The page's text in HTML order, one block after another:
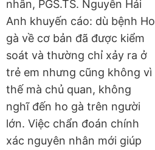
nhân, PGS.TS. Nguyễn Hải
Anh khuyến cáo: dù bệnh Ho
gà về cơ bản đã được kiểm
soát và thường chỉ xảy ra ở
trẻ em nhưng cũng không vì
thế mà chủ quan, không
nghĩ đến ho gà trên người
lớn. Việc chẩn đoán chính
xác nguyên nhân mới giúp